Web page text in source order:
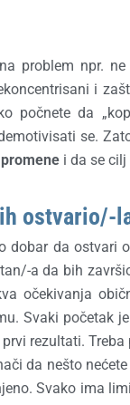
problem npr.
i
počnete da
se.
i da se
ostvario/-
dobar da
a da bih
očekivanja
Svaki početak
rezultati.
da nešto
Svako ima